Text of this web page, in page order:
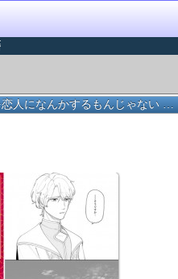
乙女ゲームの悪役が、隠しキャラを恋人になんかするもんじゃない 分冊版 ： 5